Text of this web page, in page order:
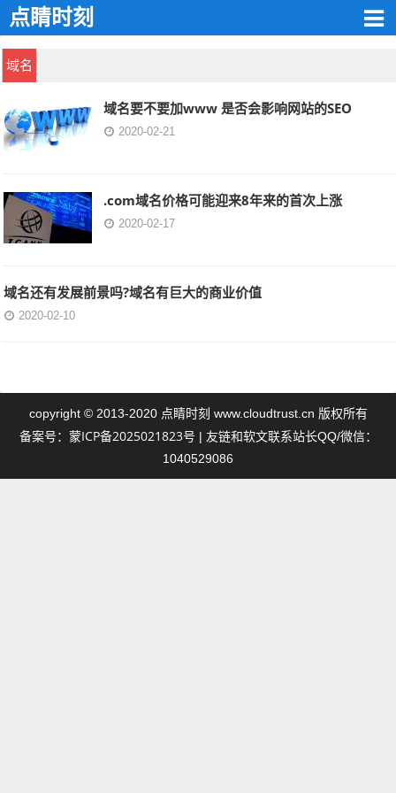
点睛时刻
域名
域名要不要加www 是否会影响网站的SEO
2020-02-21
.com域名价格可能迎来8年来的首次上涨
2020-02-17
域名还有发展前景吗?域名有巨大的商业价值
2020-02-10
copyright © 2013-2020 点睛时刻 www.cloudtrust.cn 版权所有
备案号： 蒙ICP备2025021823号 | 友链和软文联系站长QQ/微信：
1040529086